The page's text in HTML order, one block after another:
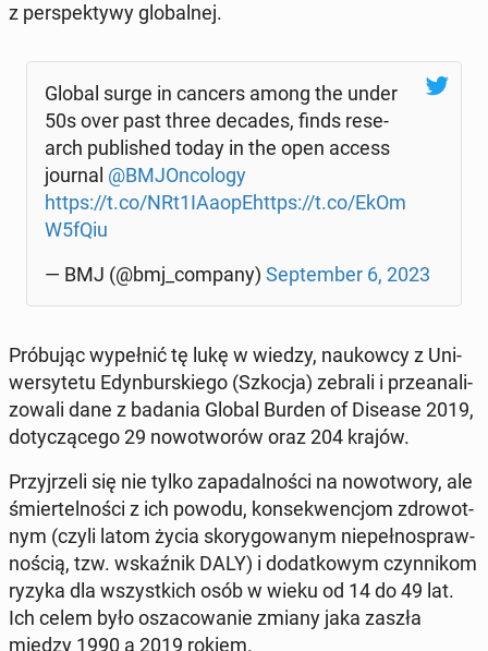
z per­spek­ty­wy glo­bal­nej.
Global surge in cancers among the under
50s over past three decades, finds re­se­
arch pu­bli­shed today in the open access
journal @BMJOn­co­lo­gy
https://t.co/NRt1IAaopEhttps://t.co/EkOm
W5fQiu
— BMJ (@bmj_company) Sep­tem­ber 6, 2023
Pró­bu­jąc wy­peł­nić tę lukę w wiedzy, na­ukow­cy z Uni­
wer­sy­te­tu Edyn­bur­skie­go (Szkocja) zebrali i prze­ana­li­
zo­wa­li dane z badania Global Burden of Disease 2019,
do­ty­czą­ce­go 29 no­wo­two­rów oraz 204 krajów.
Przyj­rze­li się nie tylko za­pa­dal­no­ści na no­wo­two­ry, ale
śmier­tel­no­ści z ich powodu, kon­se­kwen­cjom zdro­wot­
nym (czyli latom życia sko­ry­go­wa­nym nie­peł­no­spraw­
no­ścią, tzw. wskaź­nik DALY) i do­dat­ko­wym czyn­ni­kom
ryzyka dla wszyst­kich osób w wieku od 14 do 49 lat.
Ich celem było osza­co­wa­nie zmiany jaka zaszła
między 1990 a 2019 rokiem.